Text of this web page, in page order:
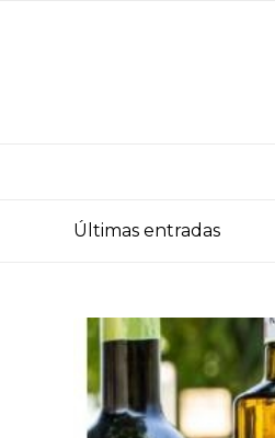
Últimas entradas